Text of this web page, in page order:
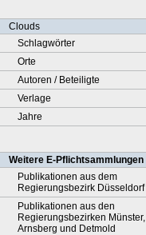
Clouds
Schlagwörter
Orte
Autoren / Beteiligte
Verlage
Jahre
Weitere E-Pflichtsammlungen
Publikationen aus dem
Regierungsbezirk Düsseldorf
Publikationen aus den
Regierungsbezirken Münster,
Arnsberg und Detmold